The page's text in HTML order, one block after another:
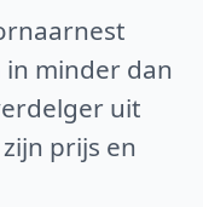
minder dan
uit
prijs en